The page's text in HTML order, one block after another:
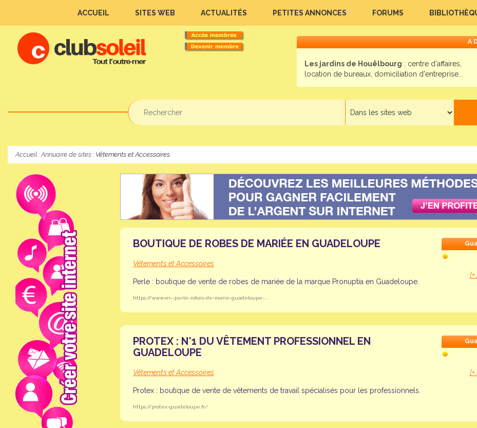
ACCUEIL SITES WEB ACTUALITÉS PETITES ANNONCES FORUMS
A
Les jardins de Houëlbourg : centre d'affaires,
location de bureaux, domiciliation d'entreprise...
Accueil :Annuaire de sites : Vêtements et Accessoires
BOUTIQUE DE ROBES DE MARIÉE EN GUADELOUPE
Vêtements et Accessoires
Perle : boutique de vente de robes de mariée de la marque Pronuptia en Guadeloupe.
https://www.xn--perle-robes-de-marie-guadeloupe-...
PROTEX : N°1 DU VÊTEMENT PROFESSIONNEL EN
GUADELOUPE
Vêtements et Accessoires
Protex : boutique de vente de vêtements de travail spécialisés pour les professionnels.
https://protex-guadeloupe.fr/